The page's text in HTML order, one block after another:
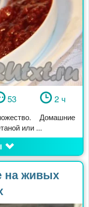
53 2 ч
Домашние
или ...
на живых